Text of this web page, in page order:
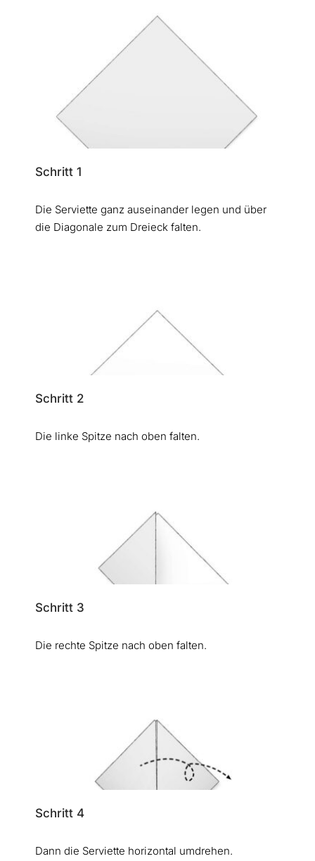
Schritt 1
Die Serviette ganz auseinander legen und über
die Diagonale zum Dreieck falten.
Schritt 2
Die linke Spitze nach oben falten.
Schritt 3
Die rechte Spitze nach oben falten.
Schritt 4
Dann die Serviette horizontal umdrehen.